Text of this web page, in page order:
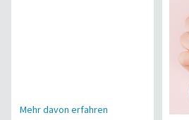
Mehr davon erfahren